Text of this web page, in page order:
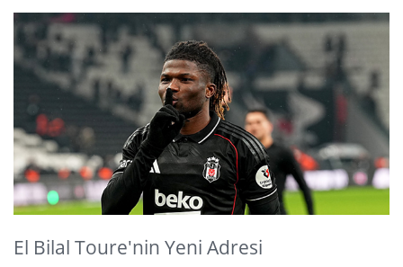
El Bilal Toure'nin Yeni Adresi